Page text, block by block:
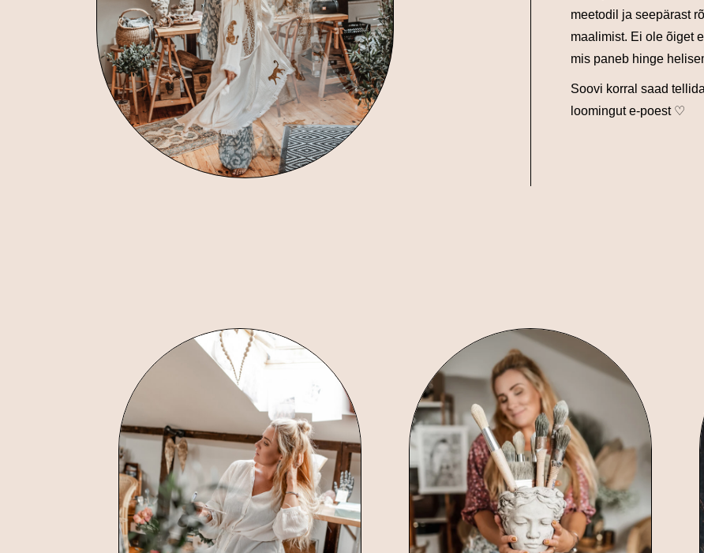
meetodil ja seepärast
maalimist. Ei ole õiget
mis paneb hinge
Soovi korral saad
loomingut e-poest ♡